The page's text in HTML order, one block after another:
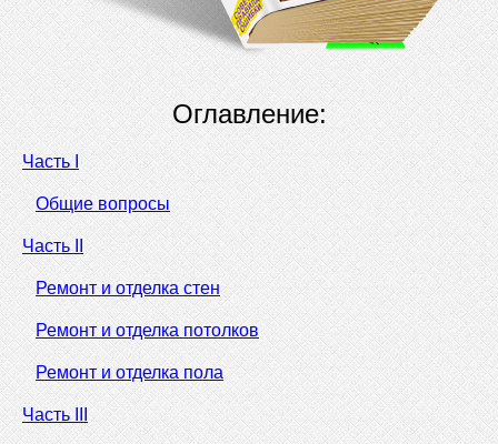
Оглавление:
Часть I
Общие вопросы
Часть II
Ремонт и отделка стен
Ремонт и отделка потолков
Ремонт и отделка пола
Часть III